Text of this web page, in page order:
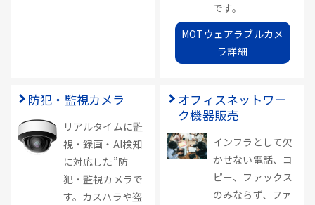
です。
MOTウェアラブルカメ
ラ詳細
防犯・監視カメラ
リアルタイムに監
視・録画・AI検知
に対応した”防
犯・監視カメラで
す。カスハラや盗
オフィスネットワー
ク機器販売
インフラとして欠
かせない電話、コ
ピー、ファックス
のみならず、ファ